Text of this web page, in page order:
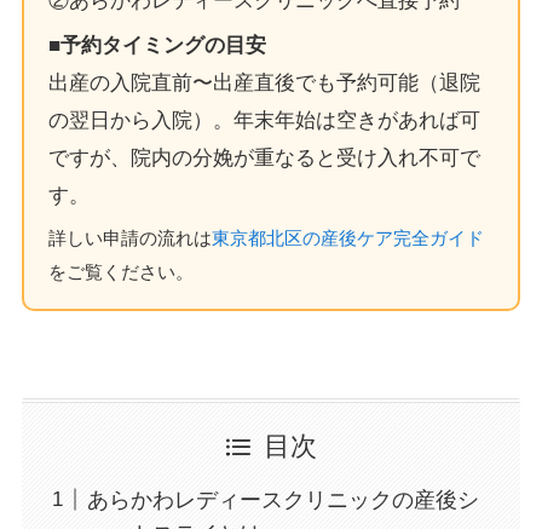
■予約タイミングの目安
出産の入院直前〜出産直後でも予約可能（退院
の翌日から入院）。年末年始は空きがあれば可
ですが、院内の分娩が重なると受け入れ不可で
す。
詳しい申請の流れは東京都北区の産後ケア完全ガイド
をご覧ください。
目次
あらかわレディースクリニックの産後シ